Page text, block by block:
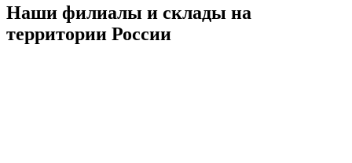
Наши филиалы и склады на
территории России